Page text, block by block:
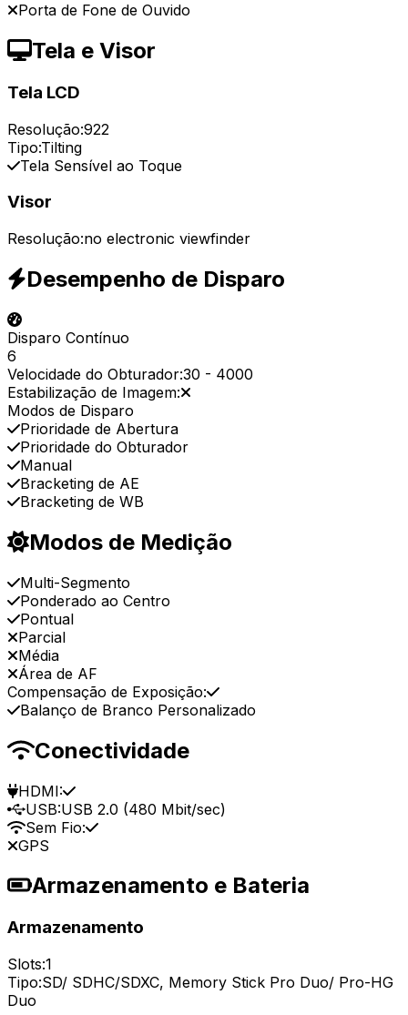
Porta de Fone de Ouvido
Tela e Visor
Tela LCD
Resolução:922
Tipo:Tilting
Tela Sensível ao Toque
Visor
Resolução:no electronic viewfinder
Desempenho de Disparo
Disparo Contínuo
6
Velocidade do Obturador:30 - 4000
Estabilização de Imagem:
Modos de Disparo
Prioridade de Abertura
Prioridade do Obturador
Manual
Bracketing de AE
Bracketing de WB
Modos de Medição
Multi-Segmento
Ponderado ao Centro
Pontual
Parcial
Média
Área de AF
Compensação de Exposição:
Balanço de Branco Personalizado
Conectividade
HDMI:
USB:USB 2.0 (480 Mbit/sec)
Sem Fio:
GPS
Armazenamento e Bateria
Armazenamento
Slots:1
Tipo:SD/ SDHC/SDXC, Memory Stick Pro Duo/ Pro-HG
Duo